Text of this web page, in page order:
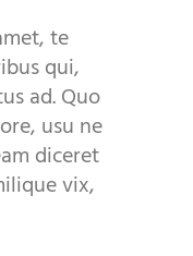
te
qui,
ad. Quo
usu ne
diceret
vix,